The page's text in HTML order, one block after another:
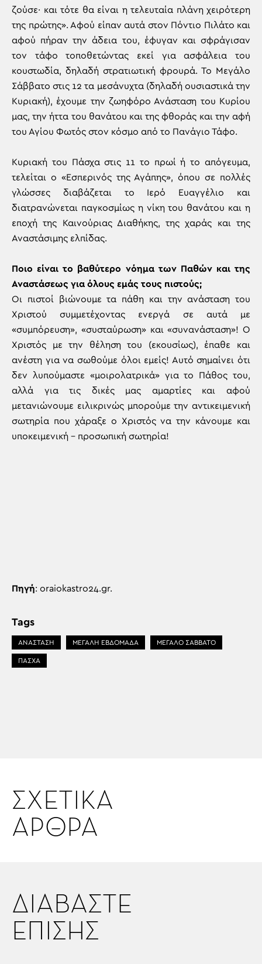
ζούσε· και τότε θα είναι η τελευταία πλάνη χειρότερη
της πρώτης». Αφού είπαν αυτά στον Πόντιο Πιλάτο και
αφού πήραν την άδεια του, έφυγαν και σφράγισαν
τον τάφο τοποθετώντας εκεί για ασφάλεια του
κουστωδία, δηλαδή στρατιωτική φρουρά. Το Μεγάλο
Σάββατο στις 12 τα μεσάνυχτα (δηλαδή ουσιαστικά την
Κυριακή), έχουμε την ζωηφόρο Ανάσταση του Κυρίου
μας, την ήττα του θανάτου και της φθοράς και την αφή
του Αγίου Φωτός στον κόσμο από το Πανάγιο Τάφο.
Κυριακή του Πάσχα στις 11 το πρωί ή το απόγευμα,
τελείται ο «Εσπερινός της Αγάπης», όπου σε πολλές
γλώσσες διαβάζεται το Ιερό Ευαγγέλιο και
διατρανώνεται παγκοσμίως η νίκη του θανάτου και η
εποχή της Καινούριας Διαθήκης, της χαράς και της
Αναστάσιμης ελπίδας.
Ποιο είναι το βαθύτερο νόημα των Παθών και της
Αναστάσεως για όλους εμάς τους πιστούς;
Οι πιστοί βιώνουμε τα πάθη και την ανάσταση του
Χριστού συμμετέχοντας ενεργά σε αυτά με
«συμπόρευση», «συσταύρωση» και «συνανάσταση»! Ο
Χριστός με την θέληση του (εκουσίως), έπαθε και
ανέστη για να σωθούμε όλοι εμείς! Αυτό σημαίνει ότι
δεν λυπούμαστε «μοιρολατρικά» για το Πάθος του,
αλλά για τις δικές μας αμαρτίες και αφού
μετανιώνουμε ειλικρινώς μπορούμε την αντικειμενική
σωτηρία που χάραξε ο Χριστός να την κάνουμε και
υποκειμενική – προσωπική σωτηρία!
Πηγή: oraiokastro24.gr.
Tags
ΑΝΑΣΤΑΣΗ ΜΕΓΑΛΗ ΕΒΔΟΜΑΔΑ ΜΕΓΑΛΟ ΣΑΒΒΑΤΟ
ΠΑΣΧΑ
ΣΧΕΤΙΚΑ
ΑΡΘΡΑ
ΔΙΑΒΑΣΤΕ
ΕΠΙΣΗΣ